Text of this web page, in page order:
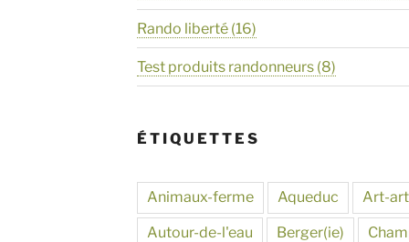
Rando liberté (16)
Test produits randonneurs (8)
ÉTIQUETTES
Animaux-ferme Aqueduc Art-
Autour-de-l'eau Berger(ie)